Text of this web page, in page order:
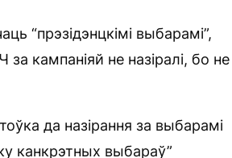
“прэзідэнцкімі выбарамі”,
кампаніяй не назіралі, бо не
да назірання за выбарамі
канкрэтных выбараў”